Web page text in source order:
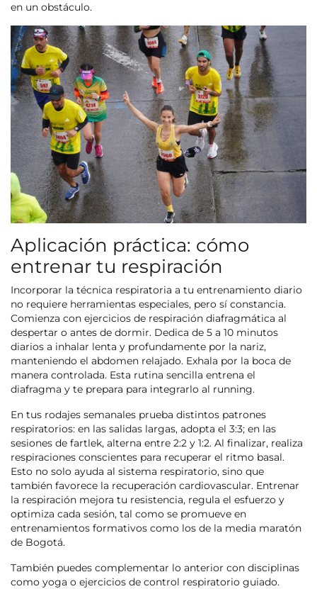
en un obstáculo.
Aplicación práctica: cómo
entrenar tu respiración
Incorporar la técnica respiratoria a tu entrenamiento diario
no requiere herramientas especiales, pero sí constancia.
Comienza con ejercicios de respiración diafragmática al
despertar o antes de dormir. Dedica de 5 a 10 minutos
diarios a inhalar lenta y profundamente por la nariz,
manteniendo el abdomen relajado. Exhala por la boca de
manera controlada. Esta rutina sencilla entrena el
diafragma y te prepara para integrarlo al running.
En tus rodajes semanales prueba distintos patrones
respiratorios: en las salidas largas, adopta el 3:3; en las
sesiones de fartlek, alterna entre 2:2 y 1:2. Al finalizar, realiza
respiraciones conscientes para recuperar el ritmo basal.
Esto no solo ayuda al sistema respiratorio, sino que
también favorece la recuperación cardiovascular. Entrenar
la respiración mejora tu resistencia, regula el esfuerzo y
optimiza cada sesión, tal como se promueve en
entrenamientos formativos como los de la media maratón
de Bogotá.
También puedes complementar lo anterior con disciplinas
como yoga o ejercicios de control respiratorio guiado.